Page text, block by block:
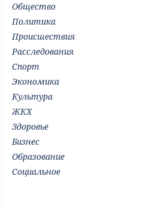
Общество
Политика
Происшествия
Расследования
Спорт
Экономика
Культура
ЖКХ
Здоровье
Бизнес
Образование
Социальное